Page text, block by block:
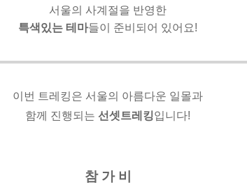
서울의 사계절을 반영한
특색있는 테마들이 준비되어 있어요!
이번 트레킹은 서울의 아름다운 일몰과
함께 진행되는 선셋트레킹입니다!
참 가 비